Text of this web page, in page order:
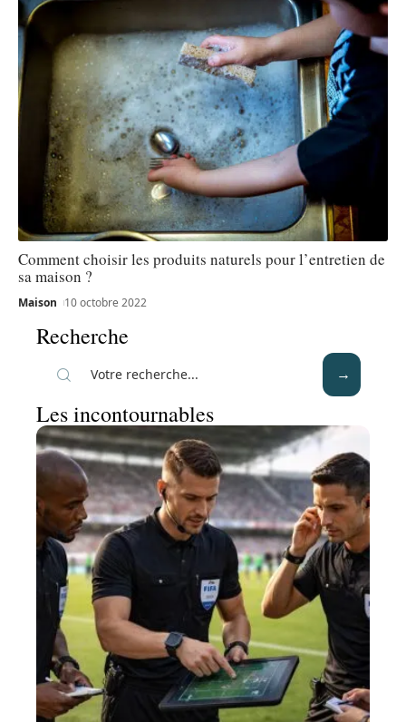
Comment choisir les produits naturels pour l’entretien de
sa maison ?
Maison 10 octobre 2022
Recherche
Les incontournables